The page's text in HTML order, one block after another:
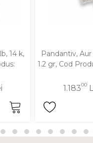
14 k,
Pandantiv, Aur
1.2 gr, Cod
1.18300